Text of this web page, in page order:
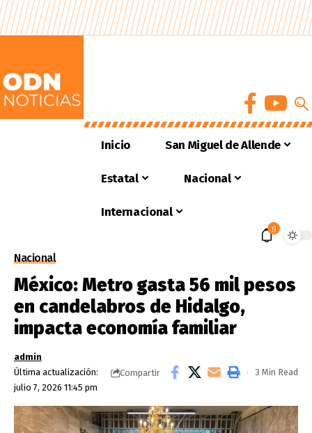
Inicio San Miguel de Allende
Estatal Nacional
Internacional
9
Nacional
México: Metro gasta 56 mil pesos
en candelabros de Hidalgo,
impacta economía familiar
Última actualización:
julio 7, 2026 11:45 pm
admin
Compartir
3 Min Read